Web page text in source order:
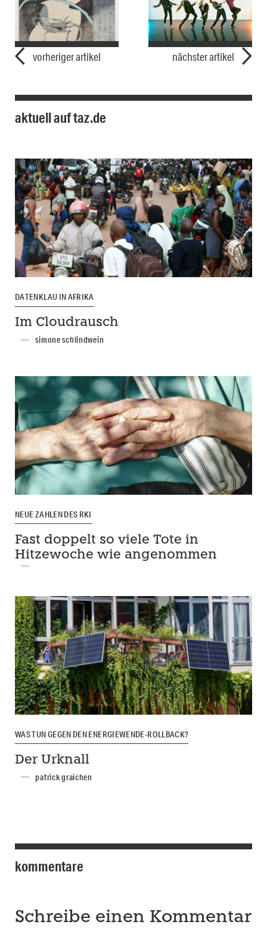
vorheriger artikel nächster artikel
aktuell auf taz.de
DATENKLAU IN AFRIKA
Im Cloudrausch
simone schlindwein
NEUE ZAHLEN DES RKI
Fast doppelt so viele Tote in
Hitzewoche wie angenommen
WAS TUN GEGEN DEN ENERGIEWENDE-ROLLBACK?
Der Urknall
patrick graichen
kommentare
Schreibe einen Kommentar